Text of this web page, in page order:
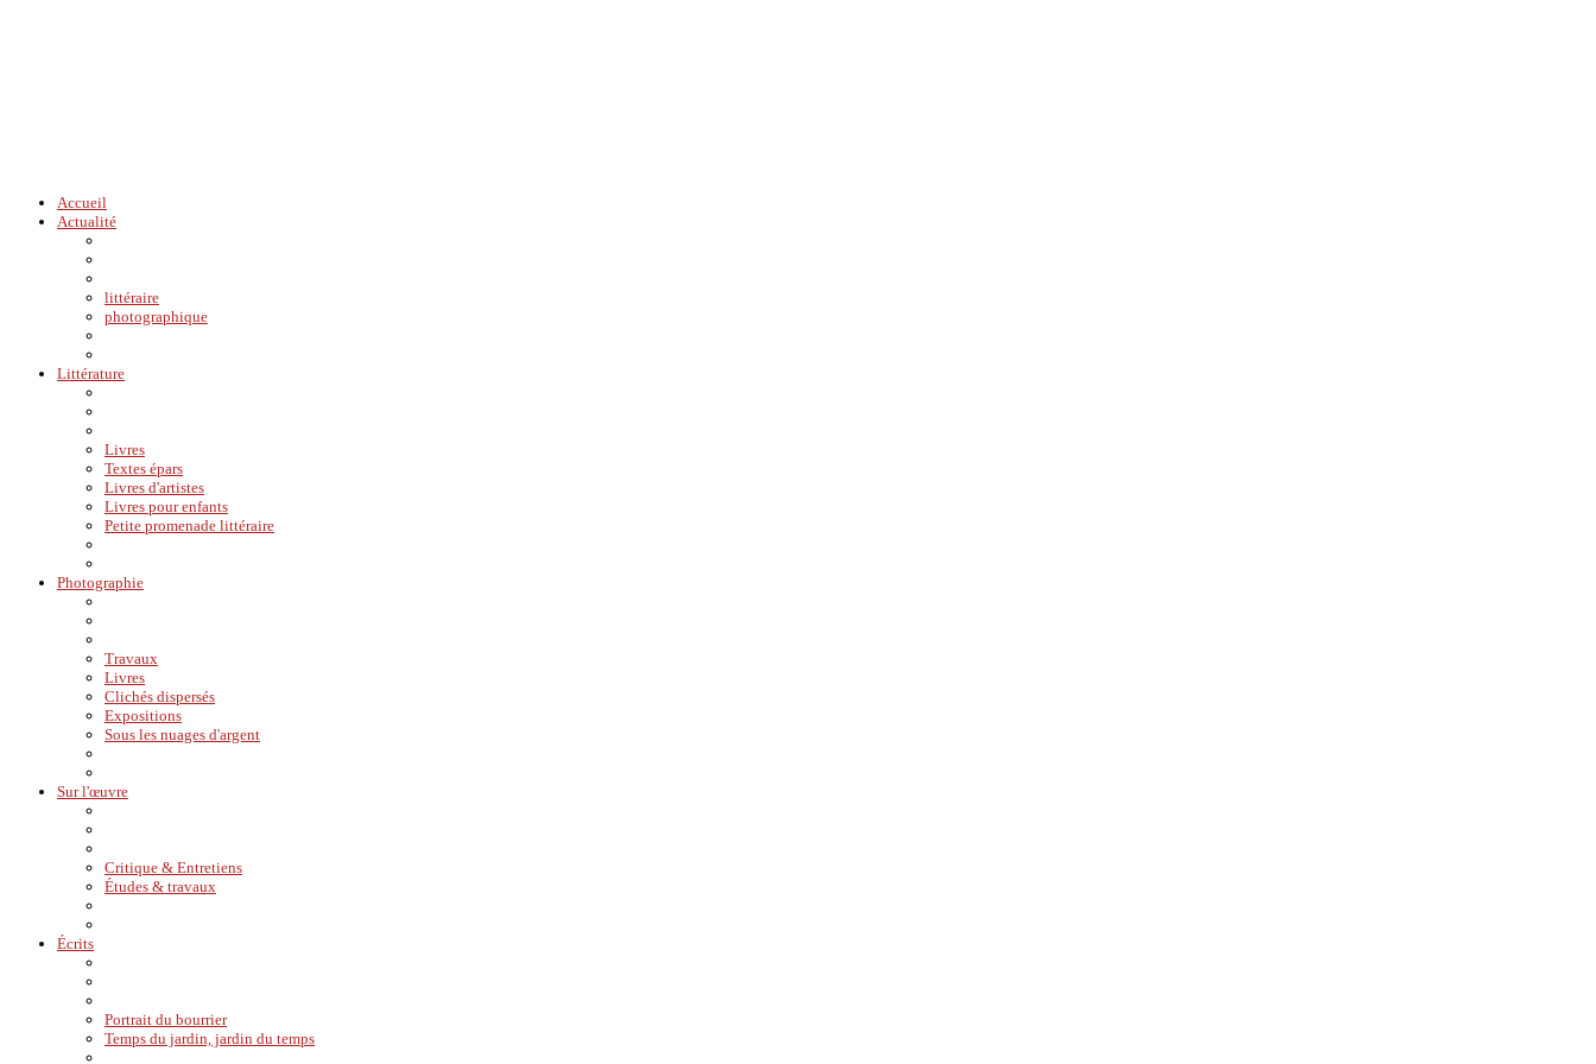
Accueil
Actualité
littéraire
photographique
Littérature
Livres
Textes épars
Livres d'artistes
Livres pour enfants
Petite promenade littéraire
Photographie
Travaux
Livres
Clichés dispersés
Expositions
Sous les nuages d'argent
Sur l'œuvre
Critique & Entretiens
Études & travaux
Écrits
Portrait du bourrier
Temps du jardin, jardin du temps